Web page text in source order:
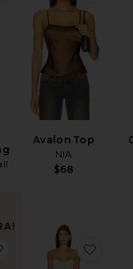
Avalon Top
NIA
$68
BLAINE
favoritoCooper Capri